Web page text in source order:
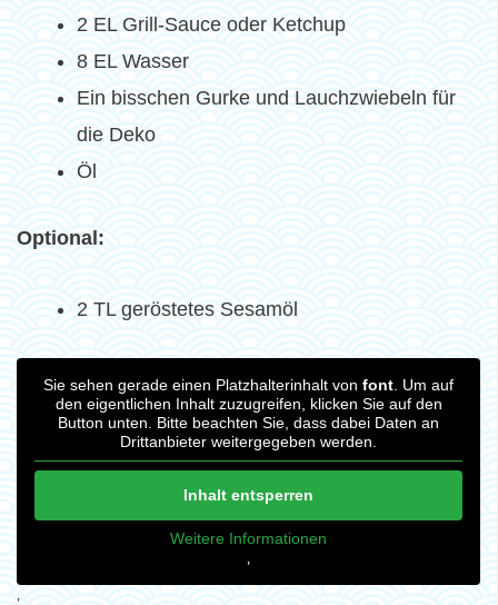
2 EL Grill-Sauce oder Ketchup
8 EL Wasser
Ein bisschen Gurke und Lauchzwiebeln für
die Deko
Öl
Optional:
2 TL geröstetes Sesamöl
Sie sehen gerade einen Platzhalterinhalt von font. Um auf
den eigentlichen Inhalt zuzugreifen, klicken Sie auf den
Button unten. Bitte beachten Sie, dass dabei Daten an
Drittanbieter weitergegeben werden.
Inhalt entsperren
Weitere Informationen
‚
‚